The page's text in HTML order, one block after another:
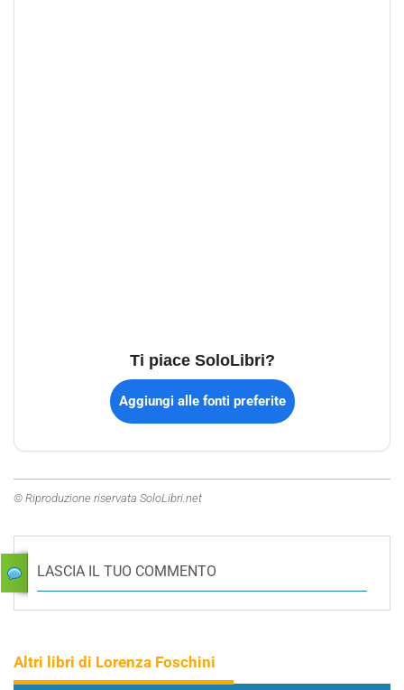
Ti piace SoloLibri?
Aggiungi alle fonti preferite
© Riproduzione riservata SoloLibri.net
LASCIA IL TUO COMMENTO
Altri libri di Lorenza Foschini